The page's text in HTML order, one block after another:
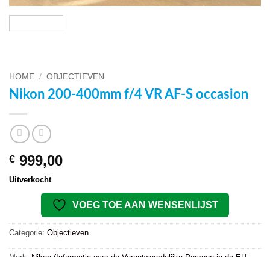
HOME / OBJECTIEVEN
Nikon 200-400mm f/4 VR AF-S occasion
€ 999,00
Uitverkocht
VOEG TOE AAN WENSENLIJST
Categorie: Objectieven